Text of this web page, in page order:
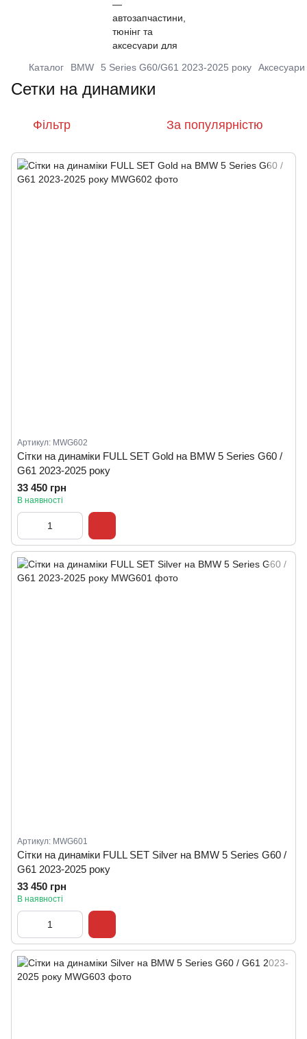
Каталог BMW 5 Series G60/G61 2023-2025 року
Сетки на динамики
Фільтр За популярністю
Артикул: MWG602
Сітки на динаміки FULL SET Gold на BMW 5 Series G60 /
G61 2023-2025 року
33 450 грн
В наявності
Артикул: MWG601
Сітки на динаміки FULL SET Silver на BMW 5 Series G60 /
G61 2023-2025 року
33 450 грн
В наявності